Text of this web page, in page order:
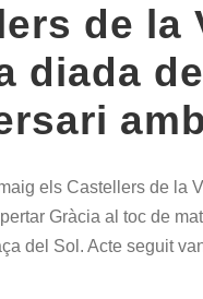
de la
diada
els Castellers de la
Gràcia al toc de
del Sol. Acte seguit